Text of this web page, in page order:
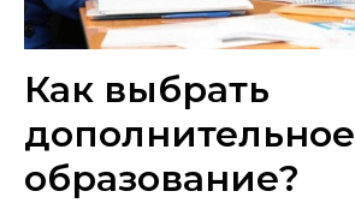
Как выбрать
дополнительное
образование?